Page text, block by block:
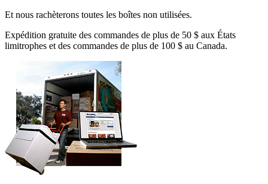
Et nous rachèterons toutes les boîtes non utilisées.
Expédition gratuite des commandes de plus de 50 $ aux États
limitrophes et des commandes de plus de 100 $ au Canada.